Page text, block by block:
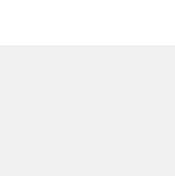
tenemos para ofrecerte!